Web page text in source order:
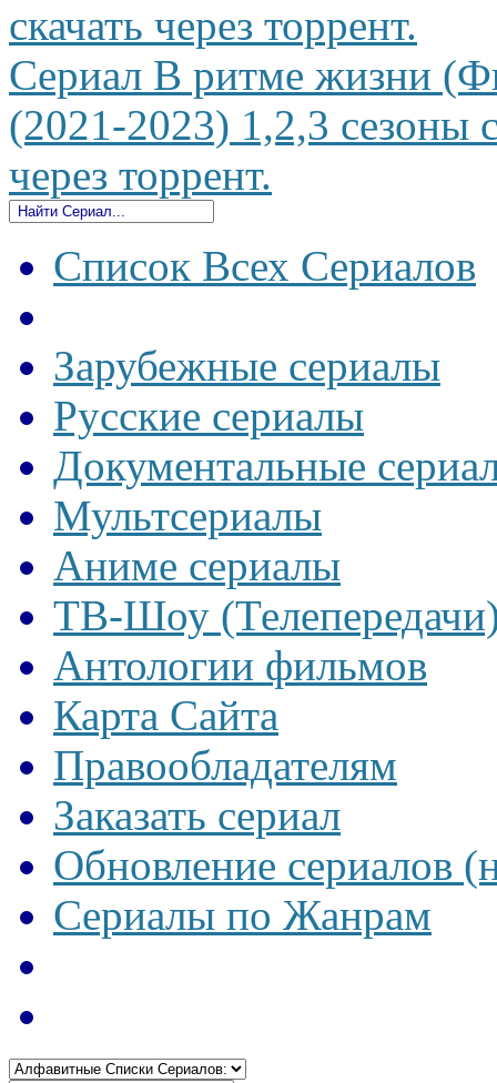
скачать через торрент.
Сериал В ритме жизни
(2021-2023) 1,2,3 сезоны
через торрент.
Список Всех Сериалов
Зарубежные сериалы
Русские сериалы
Документальные
Мультсериалы
Аниме сериалы
ТВ-Шоу
Антологии фильмов
Карта Сайта
Правообладателям
Заказать сериал
Обновление сериалов
Сериалы по Жанрам